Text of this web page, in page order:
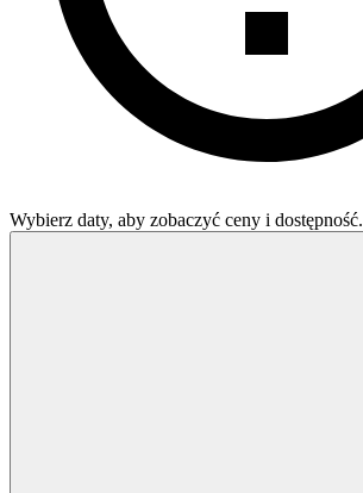
Wybierz daty, aby zobaczyć ceny i dostępność.